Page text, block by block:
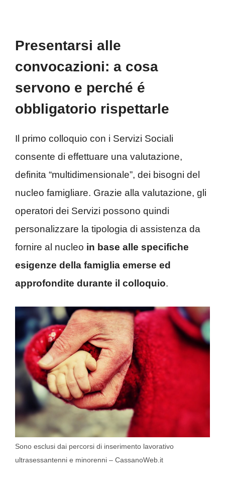
Presentarsi alle
convocazioni: a cosa
servono e perché é
obbligatorio rispettarle
Il primo colloquio con i Servizi Sociali
consente di effettuare una valutazione,
definita “multidimensionale”, dei bisogni del
nucleo famigliare. Grazie alla valutazione, gli
operatori dei Servizi possono quindi
personalizzare la tipologia di assistenza da
fornire al nucleo in base alle specifiche
esigenze della famiglia emerse ed
approfondite durante il colloquio.
Sono esclusi dai percorsi di inserimento lavorativo
ultrasessantenni e minorenni – CassanoWeb.it